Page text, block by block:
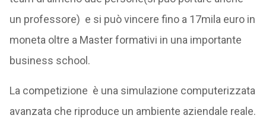
un professore) e si può vincere fino a 17mila euro in
moneta oltre a Master formativi in una importante
business school.
La competizione è una simulazione computerizzata
avanzata che riproduce un ambiente aziendale reale.